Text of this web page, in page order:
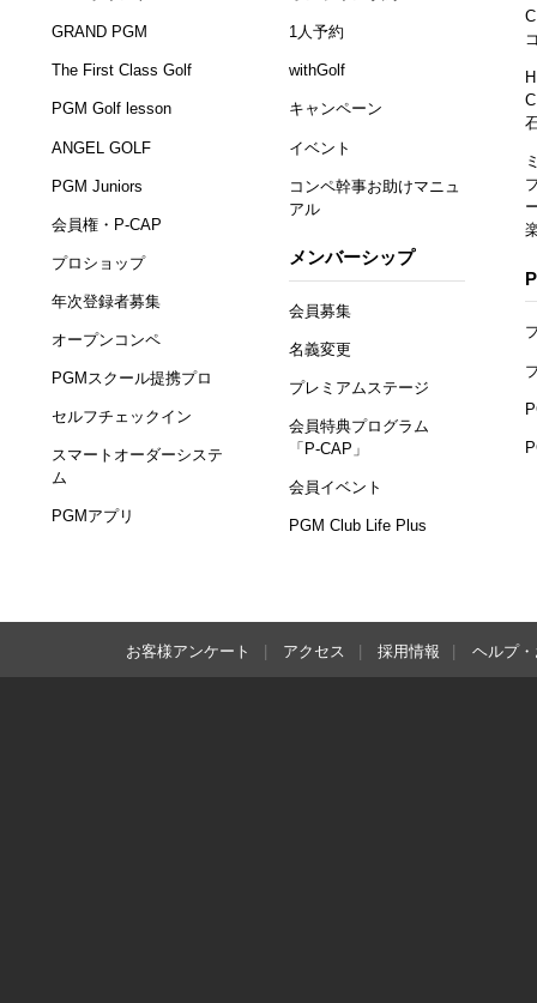
GRAND PGM
The First Class Golf
PGM Golf lesson
ANGEL GOLF
PGM Juniors
会員権・P-CAP
プロショップ
年次登録者募集
オープンコンペ
PGMスクール提携プロ
セルフチェックイン
スマートオーダーシステ
ム
PGMアプリ
1人予約
withGolf
キャンペーン
イベント
コンペ幹事お助けマニュ
アル
メンバーシップ
会員募集
名義変更
プレミアムステージ
会員特典プログラム
「P-CAP」
会員イベント
PGM Club Life Plus
お客様アンケート アクセス 採用情報 ヘルプ